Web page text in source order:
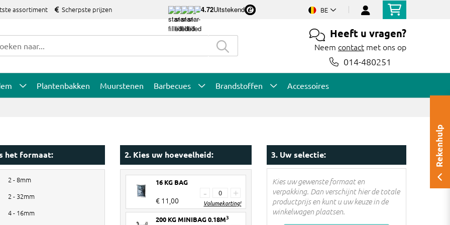
assortiment Scherpste prijzen 4.72Uitstekend BE
Heeft u vragen?
Neem contact met ons op
014-480251
Plantenbakken Muurstenen Barbecues Brandstoffen Accessoires
het formaat:
2 - 8mm
2 - 32mm
4 - 16mm
2. Kies uw hoeveelheid:
16 KG BAG
€ 11,00
- +
Volumekorting!
200 KG MINIBAG 0.18M3
3. Uw selectie:
Kies uw gewenste formaat en
verpakking. Dan verschijnt hier de totale
productprijs en kunt u uw keuze in de
winkelwagen plaatsen.
Rekenhulp